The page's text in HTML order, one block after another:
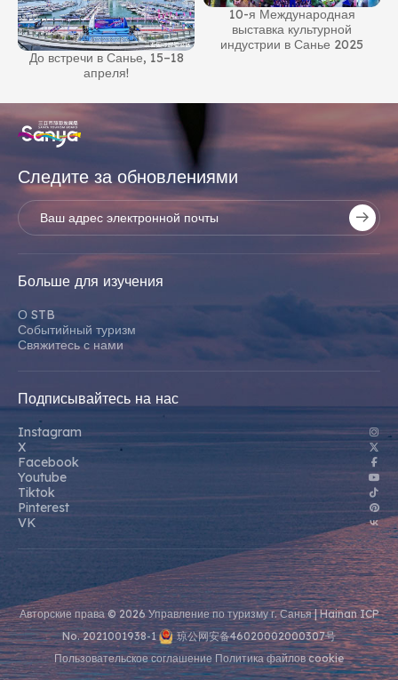
До встречи в Санье, 15–18
апреля!
10-я Международная
выставка культурной
индустрии в Санье 2025
Следите за обновлениями
Больше для изучения
О STB
Событийный туризм
Свяжитесь с нами
Подписывайтесь на нас
Instagram
X
Facebook
Youtube
Tiktok
Pinterest
VK
Авторские права © 2026 Управление по туризму г. Санья |Hainan ICP
No. 2021001938-1
琼公网安备46020002000307号
Пользовательское соглашение Политика файлов cookie